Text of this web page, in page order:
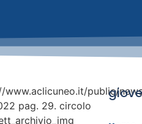
www.aclicuneo.it/public/
pag. 29. circolo